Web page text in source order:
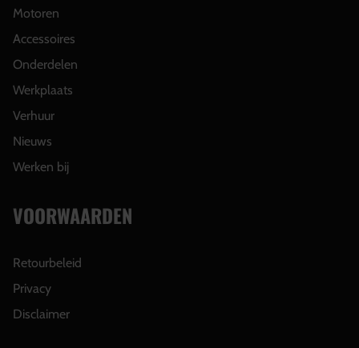
Motoren
Accessoires
Onderdelen
Werkplaats
Verhuur
Nieuws
Werken bij
VOORWAARDEN
Retourbeleid
Privacy
Disclaimer